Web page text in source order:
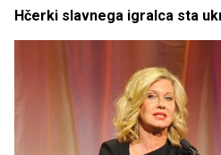
Hčerki slavnega igralca sta